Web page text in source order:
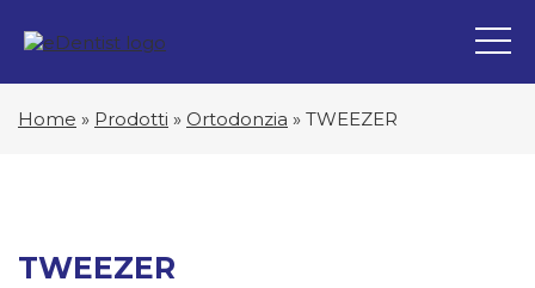
Home » Prodotti » Ortodonzia » TWEEZER
TWEEZER